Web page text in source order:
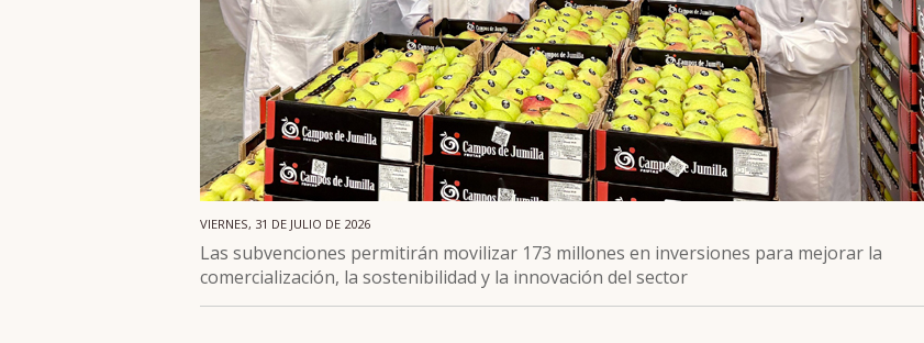
VIERNES, 31 DE JULIO DE 2026
Las subvenciones permitirán movilizar 173 millones en inversiones para mejorar la
comercialización, la sostenibilidad y la innovación del sector